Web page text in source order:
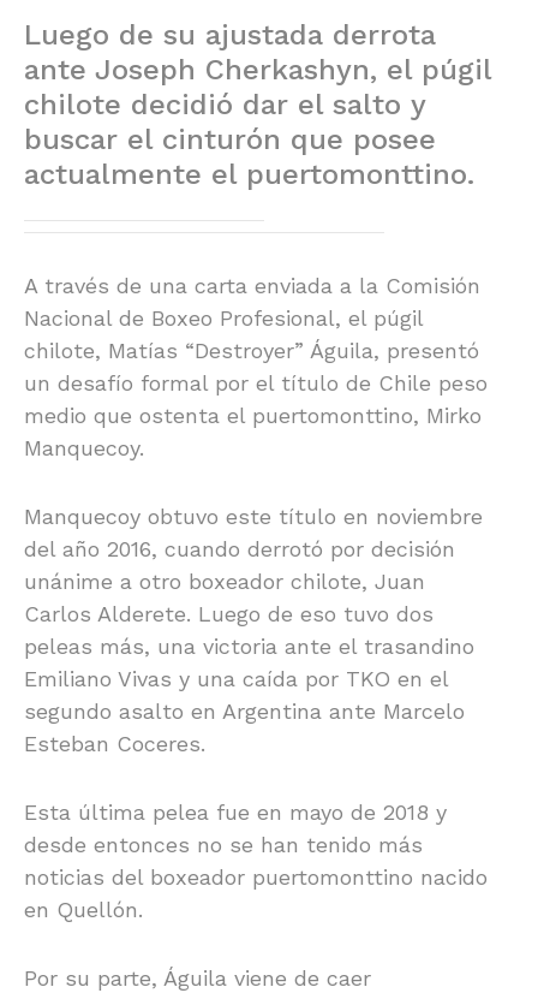
Luego de su ajustada derrota
ante Joseph Cherkashyn, el púgil
chilote decidió dar el salto y
buscar el cinturón que posee
actualmente el puertomonttino.
A través de una carta enviada a la Comisión
Nacional de Boxeo Profesional, el púgil
chilote, Matías “Destroyer” Águila, presentó
un desafío formal por el título de Chile peso
medio que ostenta el puertomonttino, Mirko
Manquecoy.
Manquecoy obtuvo este título en noviembre
del año 2016, cuando derrotó por decisión
unánime a otro boxeador chilote, Juan
Carlos Alderete. Luego de eso tuvo dos
peleas más, una victoria ante el trasandino
Emiliano Vivas y una caída por TKO en el
segundo asalto en Argentina ante Marcelo
Esteban Coceres.
Esta última pelea fue en mayo de 2018 y
desde entonces no se han tenido más
noticias del boxeador puertomonttino nacido
en Quellón.
Por su parte, Águila viene de caer